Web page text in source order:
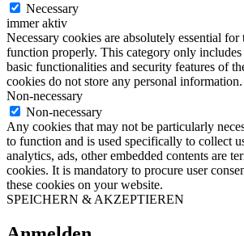
Necessary
immer aktiv
Necessary cookies are absolutely essential for
function properly. This category only includes
basic functionalities and security features of
cookies do not store any personal information.
Non-necessary
Non-necessary
Any cookies that may not be particularly
to function and is used specifically to collect
analytics, ads, other embedded contents are
cookies. It is mandatory to procure user
these cookies on your website.
SPEICHERN & AKZEPTIEREN